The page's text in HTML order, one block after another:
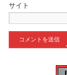
サイト